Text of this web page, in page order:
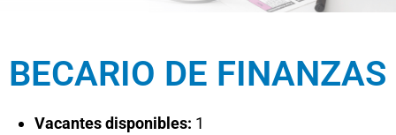
BECARIO DE FINANZAS
Vacantes disponibles: 1